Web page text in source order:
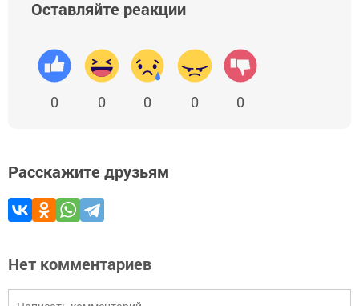
Оставляйте реакции
0 0 0 0 0
Расскажите друзьям
Нет комментариев